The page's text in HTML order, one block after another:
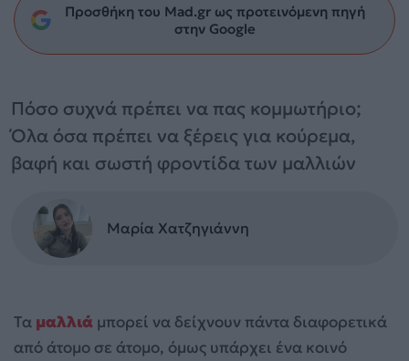
Προσθήκη του Mad.gr ως προτεινόμενη πηγή
στην Google
Πόσο συχνά πρέπει να πας κομμωτήριο;
Όλα όσα πρέπει να ξέρεις για κούρεμα,
βαφή και σωστή φροντίδα των μαλλιών
Μαρία Χατζηγιάννη
Τα μαλλιά μπορεί να δείχνουν πάντα διαφορετικά
από άτομο σε άτομο, όμως υπάρχει ένα κοινό